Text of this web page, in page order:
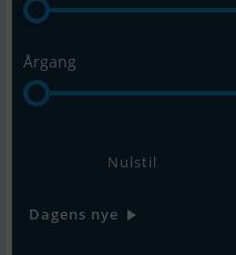
Årgang
Nulstil
Dagens nye